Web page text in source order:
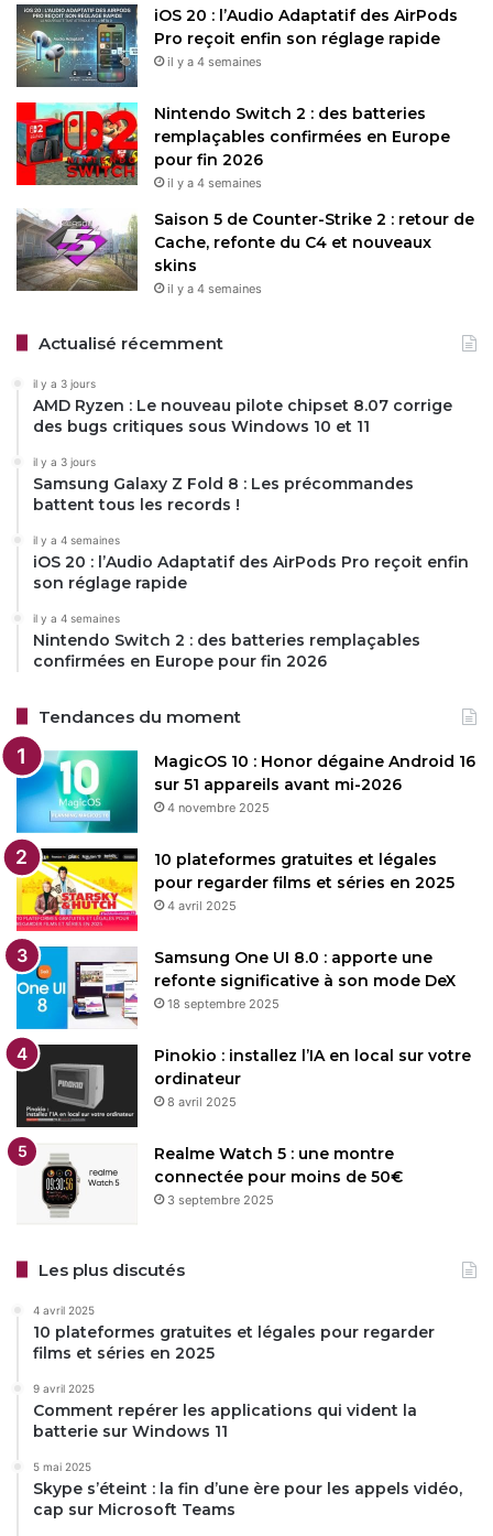
iOS 20 : l’Audio Adaptatif des AirPods
Pro reçoit enfin son réglage rapide
il y a 4 semaines
Nintendo Switch 2 : des batteries
remplaçables confirmées en Europe
pour fin 2026
il y a 4 semaines
Saison 5 de Counter-Strike 2 : retour de
Cache, refonte du C4 et nouveaux
skins
il y a 4 semaines
Actualisé récemment
il y a 3 jours
AMD Ryzen : Le nouveau pilote chipset 8.07 corrige
des bugs critiques sous Windows 10 et 11
il y a 3 jours
Samsung Galaxy Z Fold 8 : Les précommandes
battent tous les records !
il y a 4 semaines
iOS 20 : l’Audio Adaptatif des AirPods Pro reçoit enfin
son réglage rapide
il y a 4 semaines
Nintendo Switch 2 : des batteries remplaçables
confirmées en Europe pour fin 2026
Tendances du moment
MagicOS 10 : Honor dégaine Android 16
sur 51 appareils avant mi-2026
4 novembre 2025
10 plateformes gratuites et légales
pour regarder films et séries en 2025
4 avril 2025
Samsung One UI 8.0 : apporte une
refonte significative à son mode DeX
18 septembre 2025
Pinokio : installez l’IA en local sur votre
ordinateur
8 avril 2025
Realme Watch 5 : une montre
connectée pour moins de 50€
3 septembre 2025
Les plus discutés
4 avril 2025
10 plateformes gratuites et légales pour regarder
films et séries en 2025
9 avril 2025
Comment repérer les applications qui vident la
batterie sur Windows 11
5 mai 2025
Skype s’éteint : la fin d’une ère pour les appels vidéo,
cap sur Microsoft Teams